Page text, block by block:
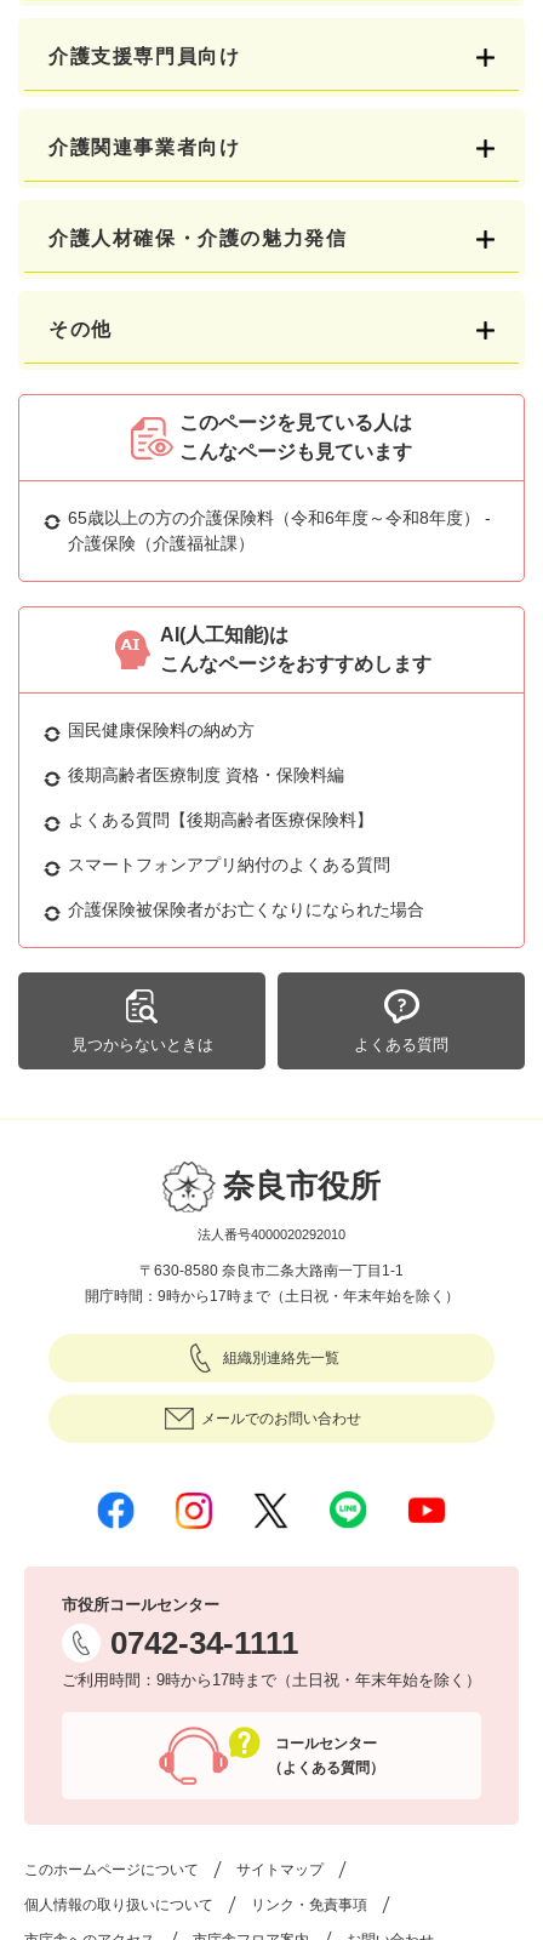
介護支援専門員向け
介護関連事業者向け
介護人材確保・介護の魅力発信
その他
このページを見ている人は
こんなページも見ています
65歳以上の方の介護保険料（令和6年度～令和8年度） -
介護保険（介護福祉課）
AI(人工知能)は
こんなページをおすすめします
国民健康保険料の納め方
後期高齢者医療制度 資格・保険料編
よくある質問【後期高齢者医療保険料】
スマートフォンアプリ納付のよくある質問
介護保険被保険者がお亡くなりになられた場合
見つからないときは よくある質問
奈良市役所
法人番号4000020292010
〒630-8580 奈良市二条大路南一丁目1-1
開庁時間：9時から17時まで（土日祝・年末年始を除く）
組織別連絡先一覧
メールでのお問い合わせ
市役所コールセンター
0742-34-1111
ご利用時間：9時から17時まで（土日祝・年末年始を除く）
コールセンター
（よくある質問）
このホームページについて サイトマップ
個人情報の取り扱いについて リンク・免責事項